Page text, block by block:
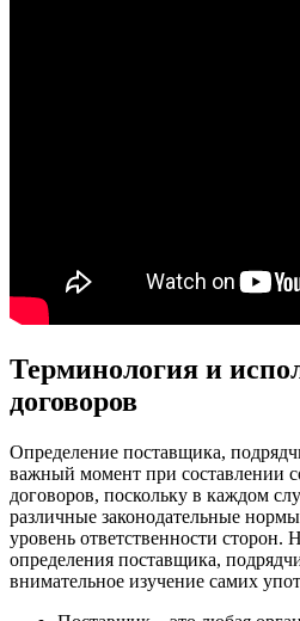
Терминология и
договоров
Определение поставщика,
важный момент при составлении
договоров, поскольку в каждом
различные законодательные
уровень ответственности сторон.
определения поставщика,
внимательное изучение самих